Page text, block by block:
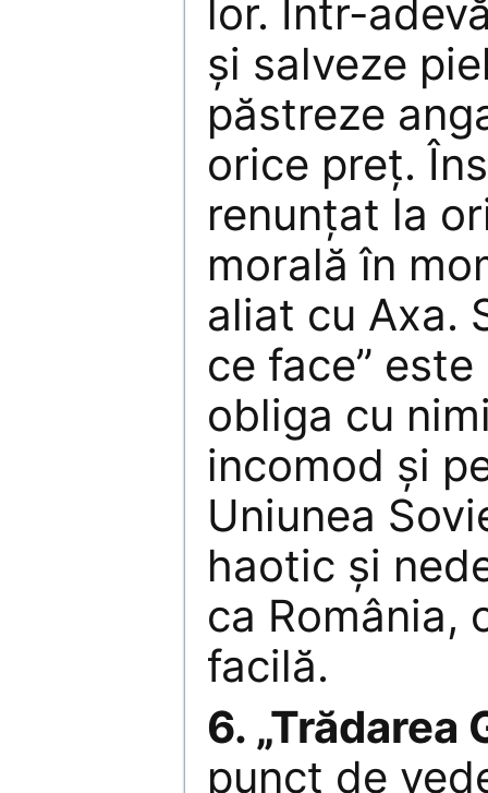
lor. Într-
şi salveze
păstreze
orice preţ.
renunţat la
morală în
aliat cu Axa.
ce face”
obliga cu
incomod şi
Uniunea
haotic şi
ca România,
facilă.
6. „Trădarea
punct de